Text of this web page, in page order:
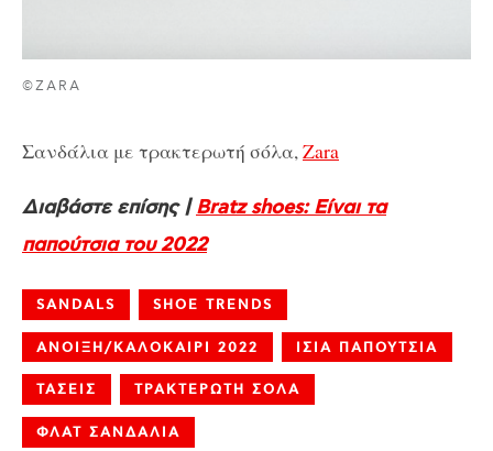
©ZARA
Σανδάλια με τρακτερωτή σόλα,Zara
Διαβάστε επίσης |Bratz shoes: Είναι τα
παπούτσια του 2022
SANDALS SHOE TRENDS
ΑΝΟΙΞΗ/ΚΑΛΟΚΑΙΡΙ 2022 ΙΣΙΑ ΠΑΠΟΥΤΣΙΑ
ΤΑΣΕΙΣ ΤΡΑΚΤΕΡΩΤΗ ΣΟΛΑ
ΦΛΑΤ ΣΑΝΔΑΛΙΑ